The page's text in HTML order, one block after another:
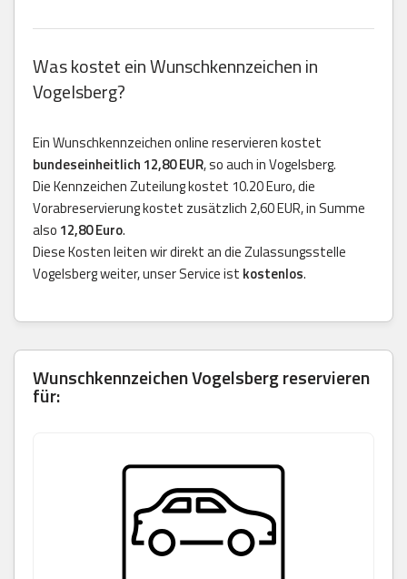
Was kostet ein Wunschkennzeichen in
Vogelsberg?
Ein Wunschkennzeichen online reservieren kostet
bundeseinheitlich 12,80 EUR, so auch in Vogelsberg.
Die Kennzeichen Zuteilung kostet 10.20 Euro, die
Vorabreservierung kostet zusätzlich 2,60 EUR, in Summe
also 12,80 Euro.
Diese Kosten leiten wir direkt an die Zulassungsstelle
Vogelsberg weiter, unser Service ist kostenlos.
Wunschkennzeichen Vogelsberg reservieren
für: